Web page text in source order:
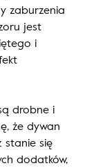
zaburzenia
jest
i
drobne i
że dywan
stanie się
dodatków,